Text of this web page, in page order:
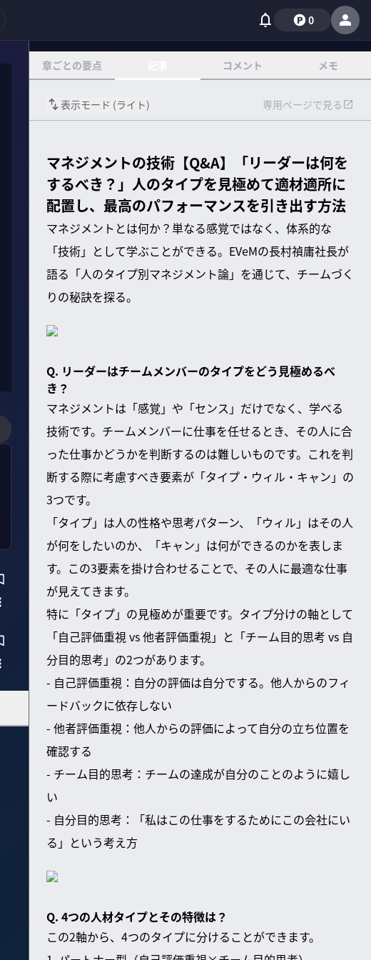
0
章ごとの要点 コメント メモ
表示モード (ライト) 専用ページで見る
マネジメントの技術【Q&A】「リーダーは何を
するべき？」人のタイプを見極めて適材適所に
配置し、最高のパフォーマンスを引き出す方法
マネジメントとは何か？単なる感覚ではなく、体系的な
「技術」として学ぶことができる。EVeMの長村禎庸社長が
語る「人のタイプ別マネジメント論」を通じて、チームづく
りの秘訣を探る。
Q. リーダーはチームメンバーのタイプをどう見極めるべ
き？
マネジメントは「感覚」や「センス」だけでなく、学べる
技術です。チームメンバーに仕事を任せるとき、その人に合
った仕事かどうかを判断するのは難しいものです。これを判
断する際に考慮すべき要素が「タイプ・ウィル・キャン」の
3つです。
「タイプ」は人の性格や思考パターン、「ウィル」はその人
が何をしたいのか、「キャン」は何ができるのかを表しま
す。この3要素を掛け合わせることで、その人に最適な仕事
が見えてきます。
特に「タイプ」の見極めが重要です。タイプ分けの軸として
「自己評価重視 vs 他者評価重視」と「チーム目的思考 vs 自
分目的思考」の2つがあります。
- 自己評価重視：自分の評価は自分でする。他人からのフィ
ードバックに依存しない
- 他者評価重視：他人からの評価によって自分の立ち位置を
確認する
- チーム目的思考：チームの達成が自分のことのように嬉し
い
- 自分目的思考：「私はこの仕事をするためにこの会社にい
る」という考え方
Q. 4つの人材タイプとその特徴は？
この2軸から、4つのタイプに分けることができます。